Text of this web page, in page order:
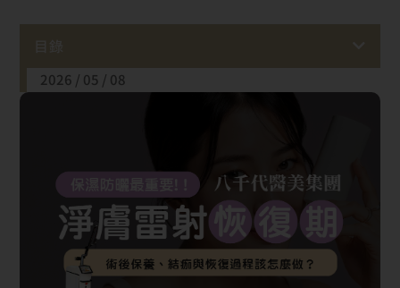
2026 / 05 / 08